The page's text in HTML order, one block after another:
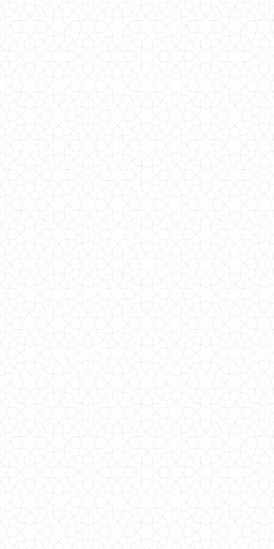
Стильна коротка куртка жіноча з високим коміром
1150.00грн.
Стильна зимова куртка жіноча подовжена
Жіноча стильна коротка куртка із капюшоном великого розміру
780.00грн.
Стильна жіноча шкіряна спідниця за коліно
860.00грн.